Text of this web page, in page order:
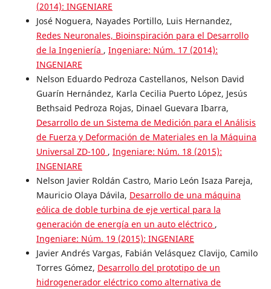
(2014): INGENIARE
José Noguera, Nayades Portillo, Luis Hernandez,
Redes Neuronales, Bioinspiración para el Desarrollo
de la Ingeniería , Ingeniare: Núm. 17 (2014):
INGENIARE
Nelson Eduardo Pedroza Castellanos, Nelson David
Guarín Hernández, Karla Cecilia Puerto López, Jesús
Bethsaid Pedroza Rojas, Dinael Guevara Ibarra,
Desarrollo de un Sistema de Medición para el Análisis
de Fuerza y Deformación de Materiales en la Máquina
Universal ZD-100 , Ingeniare: Núm. 18 (2015):
INGENIARE
Nelson Javier Roldán Castro, Mario León Isaza Pareja,
Mauricio Olaya Dávila, Desarrollo de una máquina
eólica de doble turbina de eje vertical para la
generación de energía en un auto eléctrico ,
Ingeniare: Núm. 19 (2015): INGENIARE
Javier Andrés Vargas, Fabián Velásquez Clavijo, Camilo
Torres Gómez, Desarrollo del prototipo de un
hidrogenerador eléctrico como alternativa de